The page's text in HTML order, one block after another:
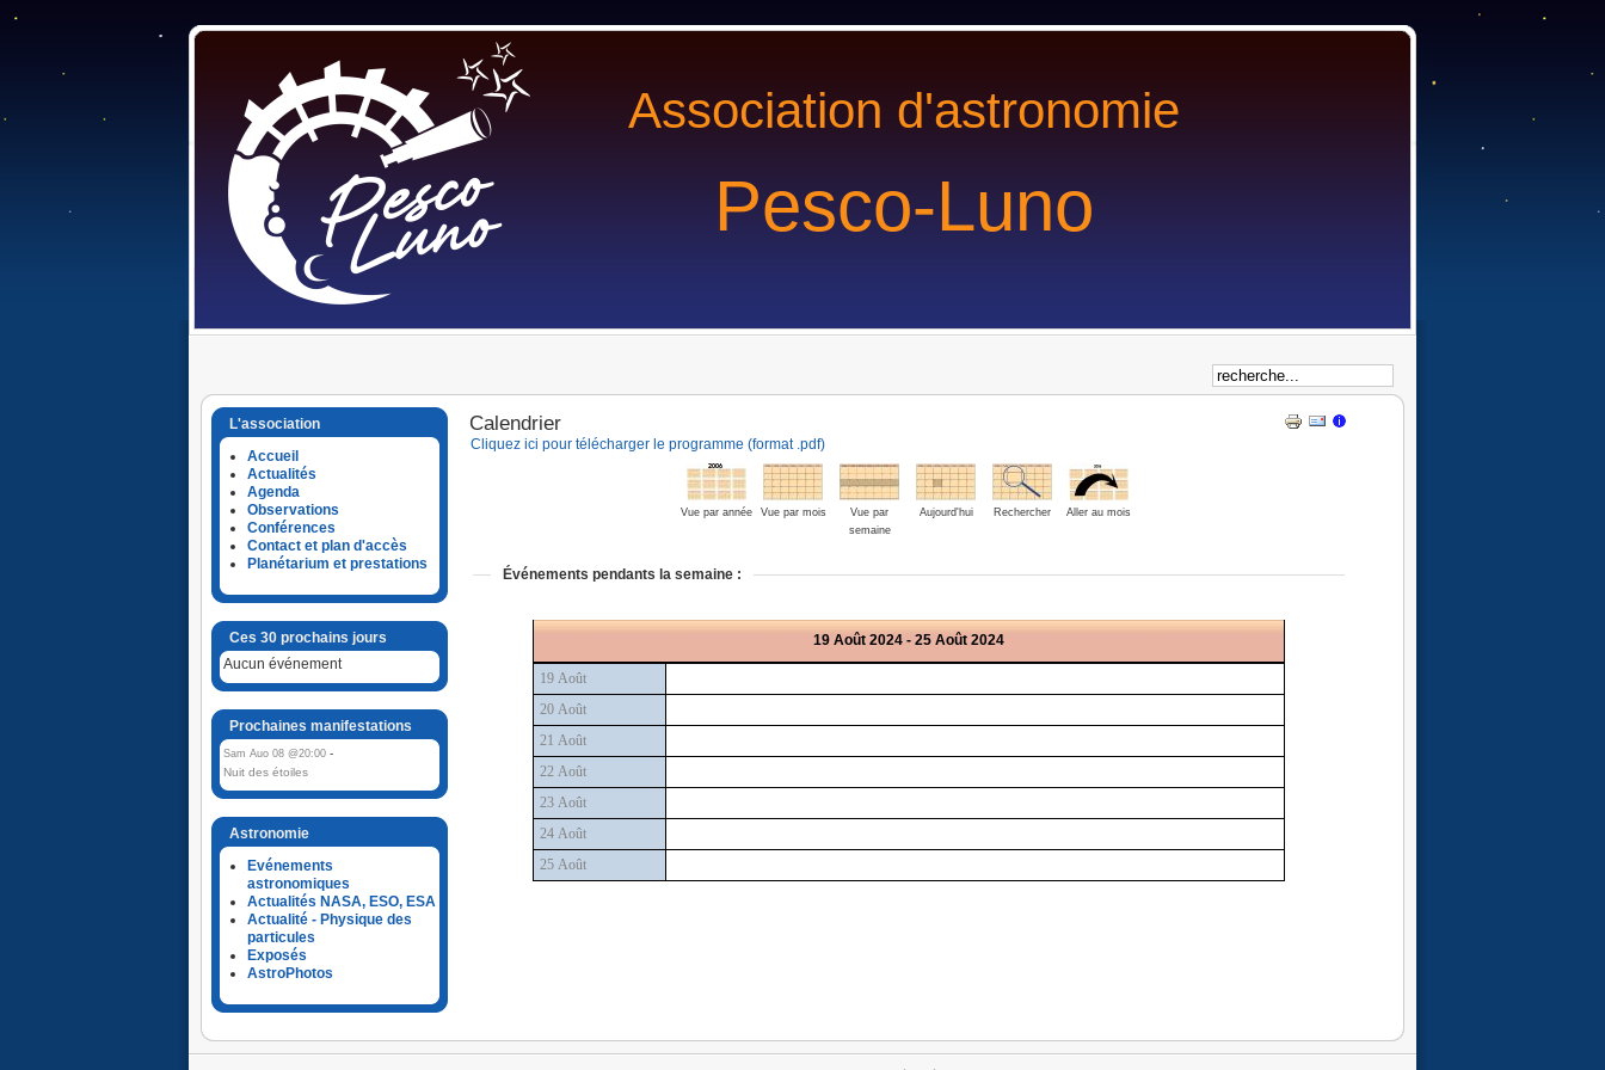
Association d'astronomie
Pesco-Luno
L'association
Accueil
Actualités
Agenda
Observations
Conférences
Contact et plan d'accès
Planétarium et prestations
Ces 30 prochains jours
Aucun événement
Prochaines manifestations
Sam Auo 08 @20:00 -
Nuit des étoiles
Astronomie
Evénements
astronomiques
Actualités NASA, ESO, ESA
Actualité - Physique des
particules
Exposés
AstroPhotos
Calendrier
Cliquez ici pour télécharger le programme (format .pdf)
Vue par année Vue par mois
Vue par
semaine
Aujourd'hui Rechercher Aller au mois
Événements pendants la semaine :
19 Août 2024 - 25 Août 2024
19 Août
20 Août
21 Août
22 Août
23 Août
24 Août
25 Août